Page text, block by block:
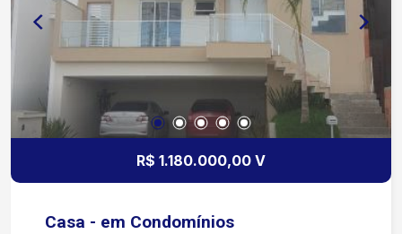
R$ 1.180.000,00 V
Casa - em Condomínios